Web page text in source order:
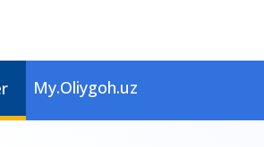
My.Oliygoh.uz